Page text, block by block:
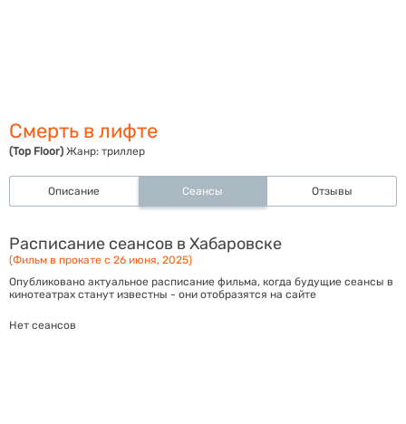
Смерть в лифте
(Top Floor) Жанр: триллер
Описание Сеансы Отзывы
Расписание сеансов в Хабаровске
(Фильм в прокате с 26 июня, 2025)
Опубликовано актуальное расписание фильма, когда будущие сеансы в
кинотеатрах станут известны - они отобразятся на сайте
Нет сеансов